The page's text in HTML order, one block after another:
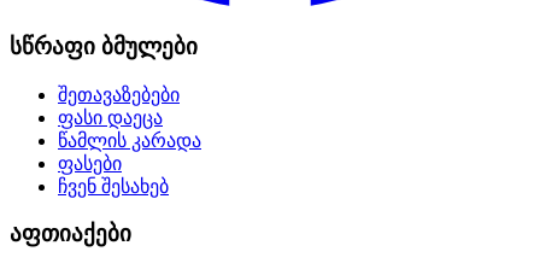
სწრაფი ბმულები
შეთავაზებები
ფასი დაეცა
წამლის კარადა
ფასები
ჩვენ შესახებ
აფთიაქები